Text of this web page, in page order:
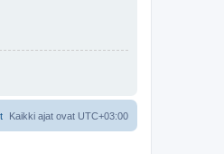
Kaikki ajat ovat UTC+03:00